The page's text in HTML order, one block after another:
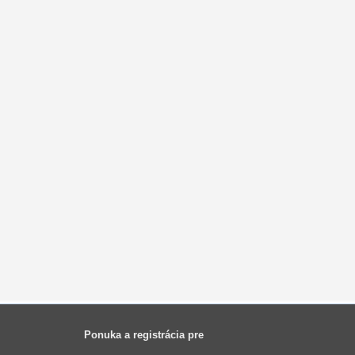
Ponuka a registrácia pre